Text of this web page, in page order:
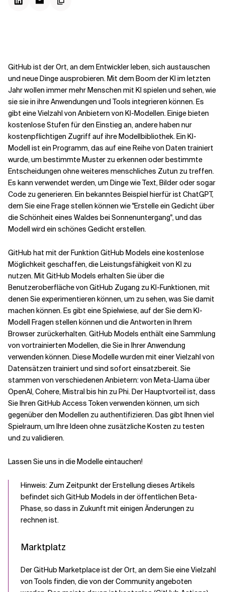
Verwandte Themen
GitHub ist der Ort, an dem Entwickler leben, sich austauschen
und neue Dinge ausprobieren. Mit dem Boom der KI im letzten
Jahr wollen immer mehr Menschen mit KI spielen und sehen, wie
sie sie in ihre Anwendungen und Tools integrieren können. Es
gibt eine Vielzahl von Anbietern von KI-Modellen. Einige bieten
kostenlose Stufen für den Einstieg an, andere haben nur
kostenpflichtigen Zugriff auf ihre Modellbibliothek. Ein KI-
Modell ist ein Programm, das auf eine Reihe von Daten trainiert
wurde, um bestimmte Muster zu erkennen oder bestimmte
Entscheidungen ohne weiteres menschliches Zutun zu treffen.
Es kann verwendet werden, um Dinge wie Text, Bilder oder sogar
Code zu generieren. Ein bekanntes Beispiel hierfür ist ChatGPT,
dem Sie eine Frage stellen können wie "Erstelle ein Gedicht über
die Schönheit eines Waldes bei Sonnenuntergang", und das
Modell wird ein schönes Gedicht erstellen.
GitHub hat mit der Funktion GitHub Models eine kostenlose
Möglichkeit geschaffen, die Leistungsfähigkeit von KI zu
nutzen. Mit GitHub Models erhalten Sie über die
Benutzeroberfläche von GitHub Zugang zu KI-Funktionen, mit
denen Sie experimentieren können, um zu sehen, was Sie damit
machen können. Es gibt eine Spielwiese, auf der Sie dem KI-
Modell Fragen stellen können und die Antworten in Ihrem
Browser zurückerhalten. GitHub Models enthält eine Sammlung
von vortrainierten Modellen, die Sie in Ihrer Anwendung
verwenden können. Diese Modelle wurden mit einer Vielzahl von
Datensätzen trainiert und sind sofort einsatzbereit. Sie
stammen von verschiedenen Anbietern: von Meta-Llama über
OpenAI, Cohere, Mistral bis hin zu Phi. Der Hauptvorteil ist, dass
Sie Ihren GitHub Access Token verwenden können, um sich
gegenüber den Modellen zu authentifizieren. Das gibt Ihnen viel
Spielraum, um Ihre Ideen ohne zusätzliche Kosten zu testen
und zu validieren.
Lassen Sie uns in die Modelle eintauchen!
Hinweis: Zum Zeitpunkt der Erstellung dieses Artikels
befindet sich GitHub Models in der öffentlichen Beta-
Phase, so dass in Zukunft mit einigen Änderungen zu
rechnen ist.
Marktplatz
Der GitHub Marketplace ist der Ort, an dem Sie eine Vielzahl
von Tools finden, die von der Community angeboten